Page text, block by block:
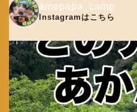
amepapa_camp
Instagramはこちら